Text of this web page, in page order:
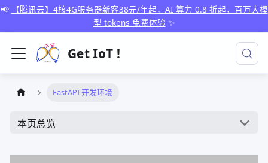
📢
【腾讯云】4核4G服务器新客38元/年起，AI 算力 0.8 折起，百万大模
型 tokens 免费体验 ✨
Get IoT !
FastAPI 开发环境
本页总览